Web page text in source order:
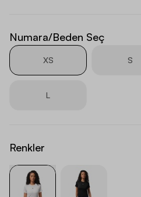
Numara/Beden Seç
XS S
L
Renkler